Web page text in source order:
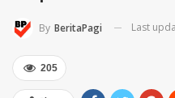
By BeritaPagi Last
205